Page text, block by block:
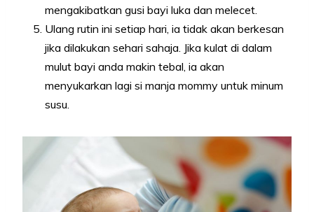
mengakibatkan gusi bayi luka dan melecet.
Ulang rutin ini setiap hari, ia tidak akan berkesan
jika dilakukan sehari sahaja. Jika kulat di dalam
mulut bayi anda makin tebal, ia akan
menyukarkan lagi si manja mommy untuk minum
susu.